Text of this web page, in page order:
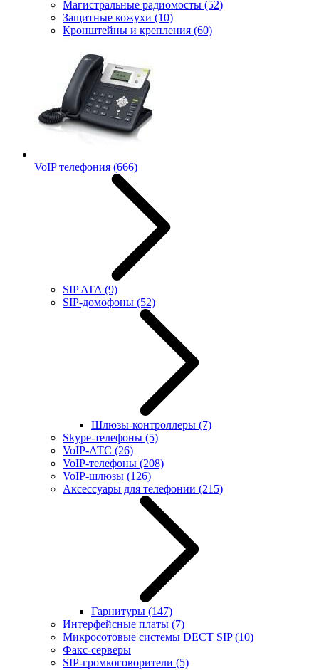
Магистральные радиомосты (52)
Защитные кожухи (10)
Кронштейны и крепления (60)
VoIP телефония (666)
SIP ATA (9)
SIP-домофоны (52)
Шлюзы-контроллеры (7)
Skype-телефоны (5)
VoIP-АТС (26)
VoIP-телефоны (208)
VoIP-шлюзы (126)
Аксессуары для телефонии (215)
Гарнитуры (147)
Интерфейсные платы (7)
Микросотовые системы DECT SIP(10)
Факс-серверы
SIP-громкоговорители (5)